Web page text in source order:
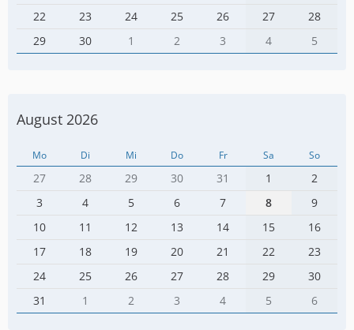
22
23 24 25 26 27
28
29
30 1 2 3 4 5
August 2026
Mo Di Mi Do Fr Sa So
27 28 29 30 31 1
2
3
4 5 6 7 8
9
10
11 12 13 14 15
16
17
18 19 20 21 22
23
24
25 26 27 28 29
30
31
1 2 3 4 5 6